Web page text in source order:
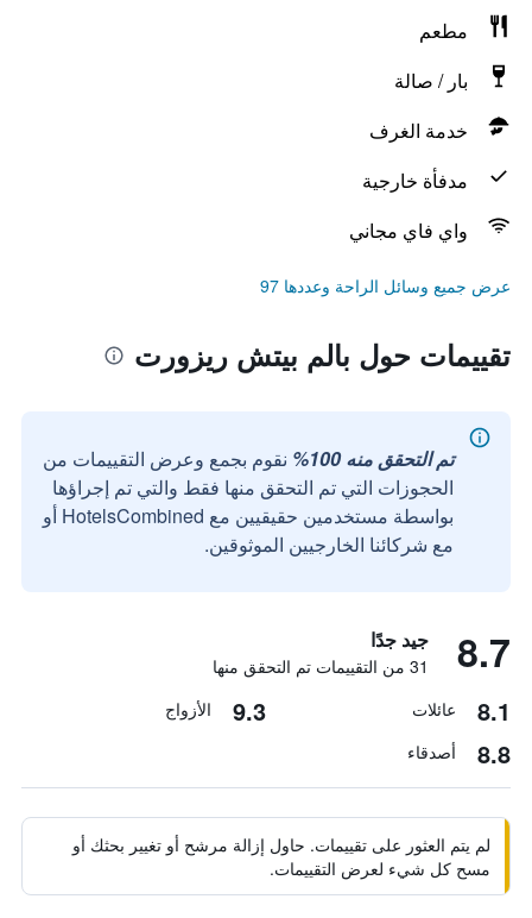
مطعم
بار / صالة
خدمة الغرف
مدفأة خارجية
واي فاي مجاني
عرض جميع وسائل الراحة وعددها 97
تقييمات حول بالم بيتش ريزورت
تم التحقق منه 100%
نقوم بجمع وعرض التقييمات من
الحجوزات التي تم التحقق منها فقط والتي تم إجراؤها
بواسطة مستخدمين حقيقيين مع HotelsCombined أو
مع شركائنا الخارجيين الموثوقين.
8.7 جيد جدًا
31 من التقييمات تم التحقق منها
8.1 عائلات 9.3 الأزواج
8.8 أصدقاء
لم يتم العثور على تقييمات. حاول إزالة مرشح أو تغيير بحثك أو
مسح كل شيء لعرض التقييمات.